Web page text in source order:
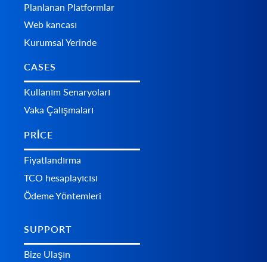
Planlanan Platformlar
Web kancası
Kurumsal Yerinde
CASES
Kullanım Senaryoları
Vaka Çalışmaları
PRICE
Fiyatlandırma
TCO hesaplayıcısı
Ödeme Yöntemleri
SUPPORT
Bize Ulaşın